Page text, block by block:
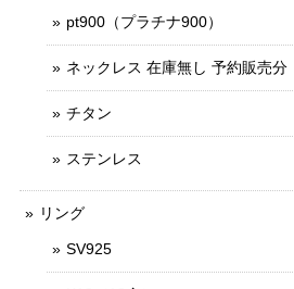
pt900（プラチナ900）
ネックレス 在庫無し 予約販売分
チタン
ステンレス
リング
SV925